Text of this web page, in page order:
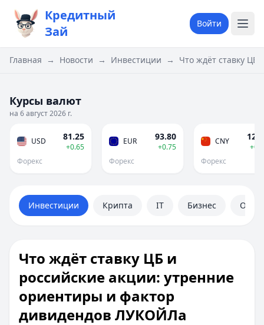
Кредитный
Зай
Войти
Главная → Новости → Инвестиции → Что ждёт ставку
Курсы валют
на 6 август 2026 г.
USD 81.25
+0.65
Форекс
EUR 93.80
+0.75
Форекс
CNY
Форекс
Инвестиции Крипта IT Бизнес
Что ждёт ставку ЦБ и
российские акции: утренние
ориентиры и фактор
дивидендов ЛУКОЙЛа